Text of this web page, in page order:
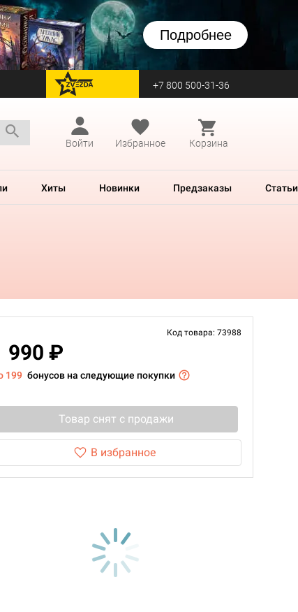
Подробнее
перейти на Zvezda +7 800 500-31-36
Войти
Избранное Корзина
Хиты Новинки Предзаказы Статьи
Код товара: 73988
990 ₽
199 бонусов на следующие покупки
Товар снят с продажи
В избранное